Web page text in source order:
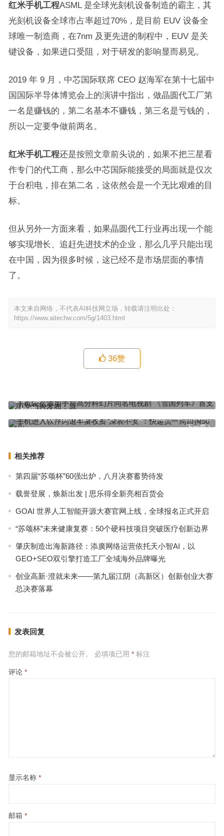
红米手机工程ASML 是全球光刻机设备制造的霸主，其
光刻机设备全球市占率超过70%，是目前 EUV 设备全
球唯一制造商，在7nm 及更先进的制程中，EUV 是关
键设备，如果进口受阻，对于研发的影响显而易见。
2019 年 9 月，中芯国际联席 CEO 赵海军在第十七届中
国国际半导体博览会上的演讲中指出，做晶圆代工厂第
一名是赚钱的，第二名基本不赚钱，第三名是亏钱的，
所以一定要争做前两名。
红米手机工程还是按照文章前头说的，如果不把三星看
作专门的代工商，那么中芯国际能接受的局面就是仅次
于台积电，排在第二名，这依然会是一个无比艰难的目
标。
但从另外一方面来看，如果晶圆代工行业再出现一个能
够实现增长、追赶先进技术的企业，那么几乎只能出现
在中国，因为很多时候，这已经不是市场层面的事情
了。
本文来自网络，不代表AI科技网立场，转载请注明出处：
https://www.aitechw.com/5g/1403.html
36赞
上一篇
发布：原
下一篇
手机进入软件闪退丰巢收费“深表不安”：快递员一周自掏50元
相关推荐
第四届“苏颂杯”60强出炉，八月决赛蓄势待发
载誉登展，焕新出发 | 思乐得全新亮相百货会
GOAI 世界人工智能开源大赛官网上线，全球报名正式开启
“苏颂杯”未来健康复赛：50个硬科技项目突破医疗创新边界
肇庆制造出海新路径：添廣网络运营依托天小智AI，以
GEO+SEO双引擎打造工厂全域海外品牌曝光
创业高新·澄就未来——第九届江阴（高新区）创新创业大赛
总决赛落幕
发表回复
您的邮箱地址不会被公开。 必填项已用 *标注
评论 *
显示名称 *
邮箱 *